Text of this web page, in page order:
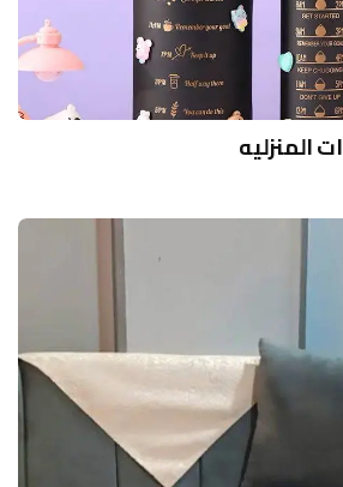
المنزليه